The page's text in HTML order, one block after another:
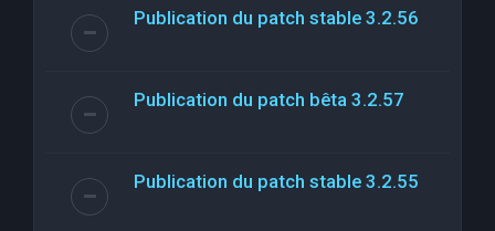
Publication du patch stable 3.2.56
Publication du patch bêta 3.2.57
Publication du patch stable 3.2.55